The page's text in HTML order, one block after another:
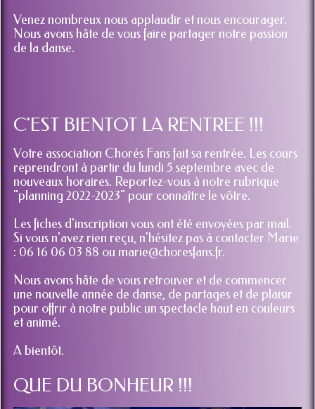
Venez nombreux nous applaudir et nous encourager.
Nous avons hâte de vous faire partager notre passion
de la danse.
C'EST BIENTOT LA RENTREE !!!
Votre association Chorés Fans fait sa rentrée. Les cours
reprendront à partir du lundi 5 septembre avec de
nouveaux horaires. Reportez-vous à notre rubrique
"planning 2022-2023" pour connaître le vôtre.
Les fiches d'inscription vous ont été envoyées par mail.
Si vous n'avez rien reçu, n'hésitez pas à contacter Marie
: 06 16 06 03 88 ou marie@choresfans.fr.
Nous avons hâte de vous retrouver et de commencer
une nouvelle année de danse, de partages et de plaisir
pour offrir à notre public un spectacle haut en couleurs
et animé.
A bientôt.
QUE DU BONHEUR !!!